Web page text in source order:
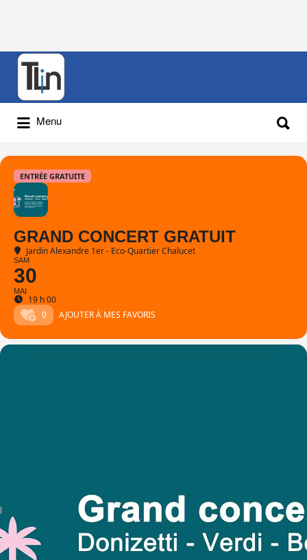
Rechercher
Menu
ENTRÉE GRATUITE
GRAND CONCERT GRATUIT
Jardin Alexandre 1er - Eco-Quartier Chalucet
SAM
30
MAI
19 h 00
0
AJOUTER À MES FAVORIS